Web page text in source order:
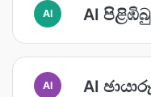
AI AI
AI AI